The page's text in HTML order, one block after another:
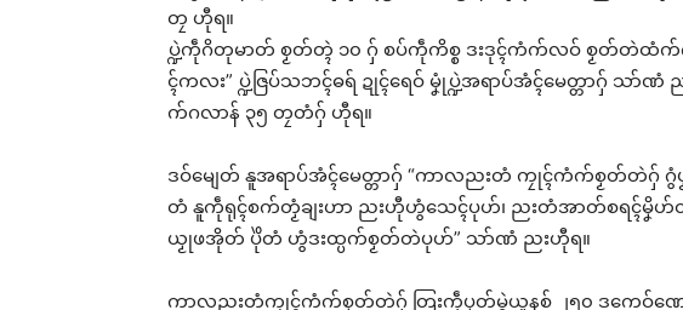
Related
ညးမိက်ဂွံပံက်သံၚ်ဗံက်၊ စ
အခေါၚ်ဒစးဒုၚ် (၃) တ္ၚဲ
တၠ ဟီုရ။
ပ္ဍဲကဵုဂိတုမာတ် စၟတ်တ္ၚဲ ၁၀ ဂှ် စပ်ကဵုကိစ္စ ဒးဒုၚ်ကံက်လဝ် စၟတ်တဲထံက်ဂ
ၚ်ကလး” ပ္ဍဲဇြပ်သဘၚ်ဓရ် ဍုၚ်ရေဝ် မၞုံပ္ဍဲအရာပ်အံၚ်မေတ္တာဂှ် သာ်ဏံ
က်ဂလာန် ၃၅ တၠတံဂှ် ဟီုရ။
ဒဝ်မျေတ် နူအရာပ်အံၚ်မေတ္တာဂှ် “ကာလညးတံ ကၠုၚ်ကံက်စၟတ်တဲဂှ်
တံ နူကဵုရုၚ်စက်တၟံချးဟာ ညးဟီုဟွံသေၚ်ပုဟ်၊ ညးတံအာတ်စရၚ်မၞိ
ယၟုဖအိုတ် ပိုဲတံ ဟွံဒးထ္ပက်စၟတ်တဲပုဟ်” သာ်ဏံ ညးဟီုရ။
ကာလညးတံကၠုၚ်ကံက်စၟတ်တဲဂှ် တြးကဵုပၟတ်မွဲယူနစ် ၂၅၀ ဒကေဝ်ဏော